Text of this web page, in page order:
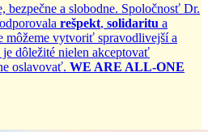
a slobodne. Spoločnosť Dr.
rešpekt, solidaritu a
môžeme vytvoriť spravodlivejší a
dôležité nielen akceptovať
oslavovať. WE ARE ALL-ONE